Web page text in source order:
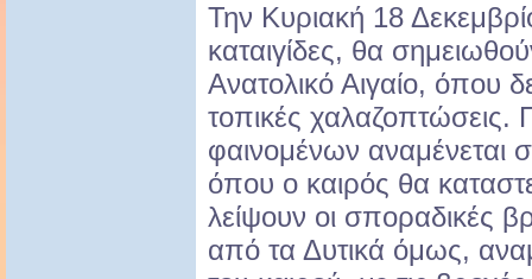
Την Κυριακή 18
καταιγίδες, θα
Ανατολικό Αιγαίο, όπου
τοπικές
φαινομένων αναμένεται
όπου ο καιρός θα
λείψουν οι σποραδικές
από τα Δυτικά όμως,